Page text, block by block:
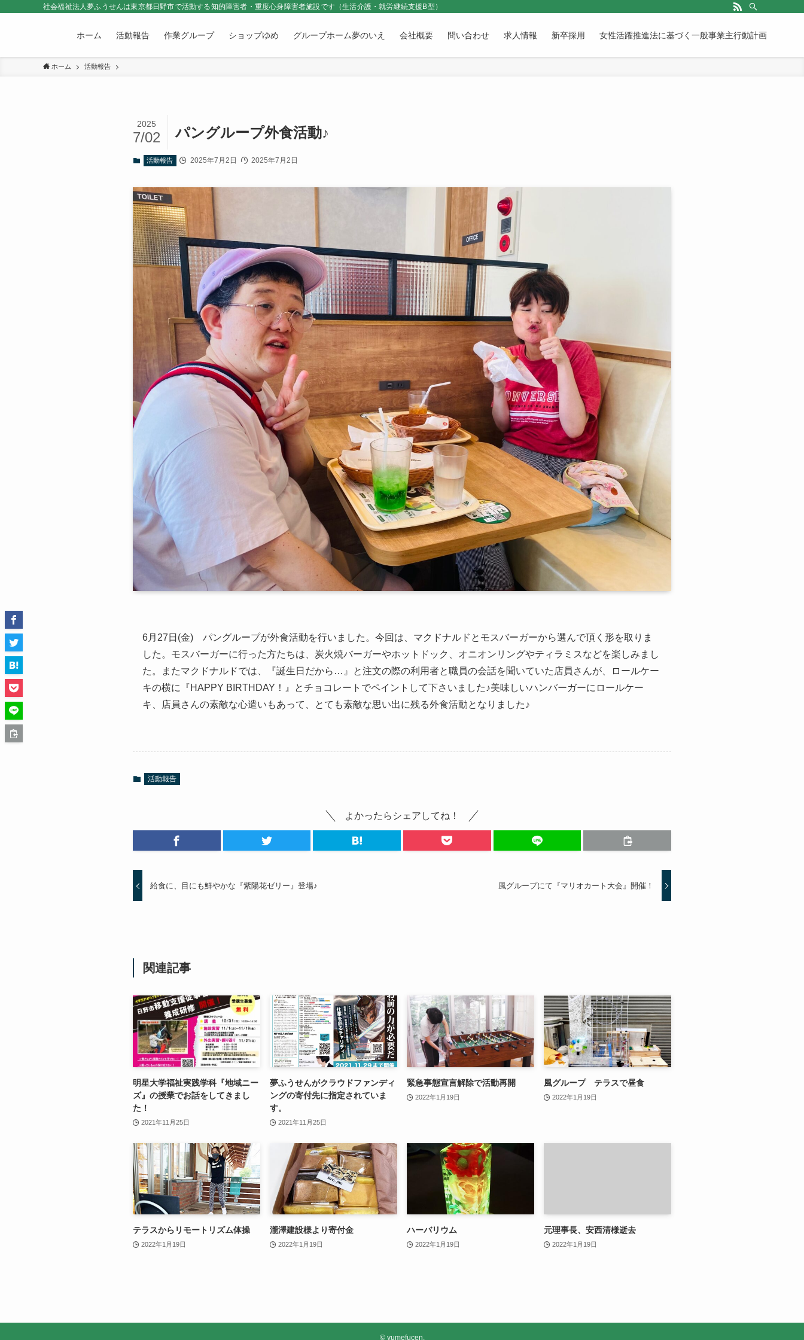
社会福祉法人夢ふうせんは東京都日野市で活動する知的障害者・重度心身障害者施設です（生活介護・就労継続支援B型）
ホーム 活動報告 作業グループ ショップゆめ グループホーム夢のいえ 会社概要 問い合わせ 求人情報 新卒採用 女性活躍推進法に基づく一般事業主行動計画
ホーム 活動報告
パングループ外食活動♪
2025
7/02
活動報告 2025年7月2日 2025年7月2日
6月27日(金) パングループが外食活動を行いました。今回は、マクドナルドとモスバーガーから選んで頂く形を取りま
した。モスバーガーに行った方たちは、炭火焼バーガーやホットドック、オニオンリングやティラミスなどを楽しみまし
た。またマクドナルドでは、『誕生日だから…』と注文の際の利用者と職員の会話を聞いていた店員さんが、ロールケー
キの横に『HAPPY BIRTHDAY！』とチョコレートでペイントして下さいました♪美味しいハンバーガーにロールケー
キ、店員さんの素敵な心遣いもあって、とても素敵な思い出に残る外食活動となりました♪
活動報告
よかったらシェアしてね！
給食に、目にも鮮やかな『紫陽花ゼリー』登場♪ 風グループにて『マリオカート大会』開催！
関連記事
明星大学福祉実践学科『地域ニー
ズ』の授業でお話をしてきまし
た！
2021年11月25日
夢ふうせんがクラウドファンディ
ングの寄付先に指定されていま
す。
2021年11月25日
緊急事態宣言解除で活動再開
2022年1月19日
風グループ テラスで昼食
2022年1月19日
テラスからリモートリズム体操
2022年1月19日
瀧澤建設様より寄付金
2022年1月19日
ハーバリウム
2022年1月19日
元理事長、安西清様逝去
2022年1月19日
©yumefucen.